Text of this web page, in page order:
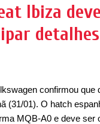
para a marca Opel”.
a mesma plataforma
Ibiza
confirmou que
(31/01). O hatch
MQB-A0 e deve ser